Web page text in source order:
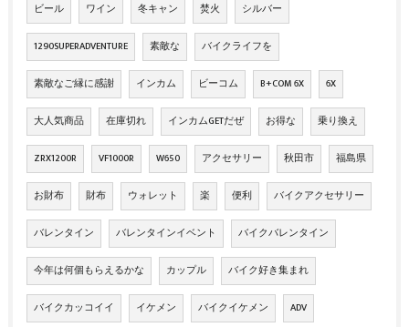
ビール ワイン 冬キャン 焚火 シルバー
1290SUPERADVENTURE 素敵な バイクライフを
素敵なご縁に感謝 インカム ビーコム B+COM 6X 6X
大人気商品 在庫切れ インカムGETだぜ お得な 乗り換え
ZRX1200R VF1000R W650 アクセサリー 秋田市 福島県
お財布 財布 ウォレット 楽 便利 バイクアクセサリー
バレンタイン バレンタインイベント バイクバレンタイン
今年は何個もらえるかな カップル バイク好き集まれ
バイクカッコイイ イケメン バイクイケメン ADV